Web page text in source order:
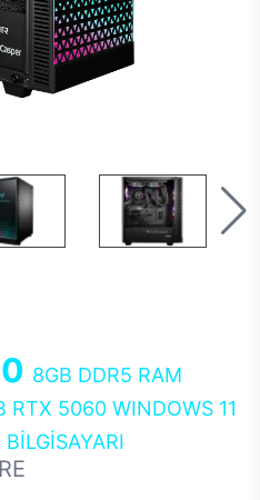
8GB DDR5 RAM
5060 WINDOWS 11